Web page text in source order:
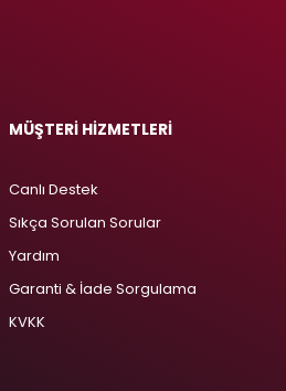
MÜŞTERİ HİZMETLERİ
Canlı Destek
Sıkça Sorulan Sorular
Yardım
Garanti & İade Sorgulama
KVKK